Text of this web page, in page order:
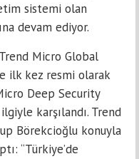
sistemi olan
devam ediyor.
Micro Global
ilk kez resmi olarak
Deep Security
karşılandı. Trend
Börekcioğlu konuyla
“Türkiye’de